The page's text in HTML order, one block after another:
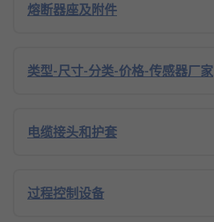
熔断器座及附件
类型-尺寸-分类-价格-传感器厂家
电缆接头和护套
过程控制设备